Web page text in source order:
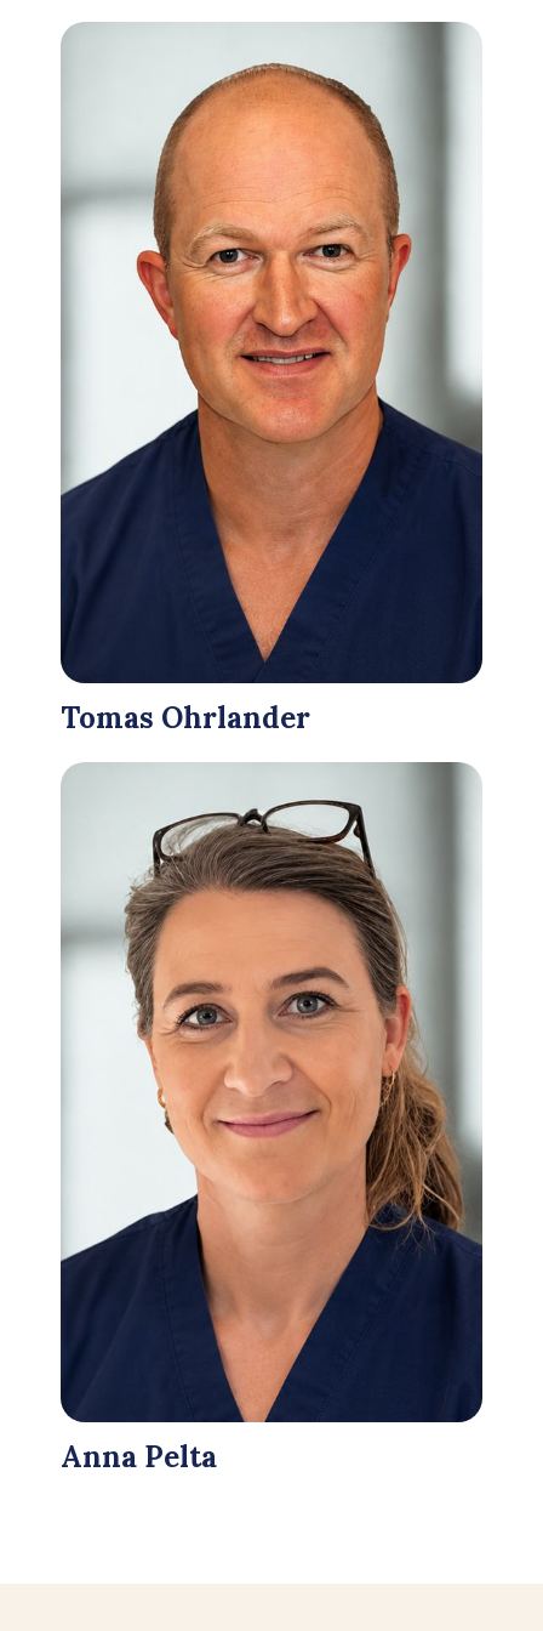
Tomas Ohrlander
Anna Pelta